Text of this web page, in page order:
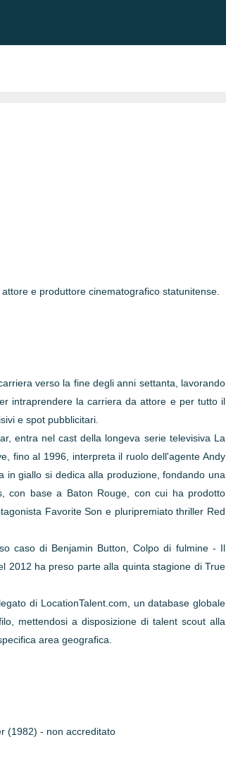
e produttore cinematografico statunitense.
verso la fine degli anni settanta, lavorando
intraprendere la carriera da attore e per tutto il
e spot pubblicitari.
entra nel cast della longeva serie televisiva La
fino al 1996, interpreta il ruolo dell'agente Andy
in giallo si dedica alla produzione, fondando una
con base a Baton Rouge, con cui ha prodotto
Favorite Son e pluripremiato thriller Red
caso di Benjamin Button, Colpo di fulmine - Il
2012 ha preso parte alla quinta stagione di True
di LocationTalent.com, un database globale
mettendosi a disposizione di talent scout alla
area geografica.
(1982) - non accreditato